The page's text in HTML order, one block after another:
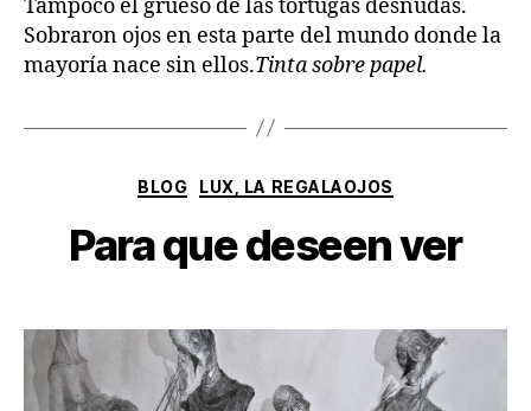
Tampoco el grueso de las tortugas desnudas.
Sobraron ojos en esta parte del mundo donde la
mayoría nace sin ellos.Tinta sobre papel.
Categorías
BLOG LUX, LA REGALAOJOS
Para que deseen ver